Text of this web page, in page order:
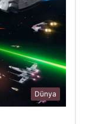
Dünya